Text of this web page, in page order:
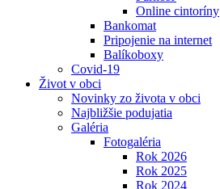
Online cintoríny
Bankomat
Pripojenie na internet
Balíkoboxy
Covid-19
Život v obci
Novinky zo života v obci
Najbližšie podujatia
Galéria
Fotogaléria
Rok 2026
Rok 2025
Rok 2024